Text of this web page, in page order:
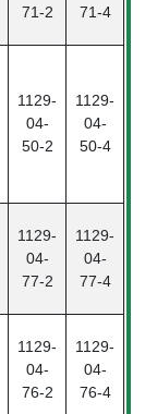
71-2
71-4
1129-
04-
50-2
1129-
04-
50-4
1129-
04-
77-2
1129-
04-
77-4
1129-
04-
76-2
1129-
04-
76-4